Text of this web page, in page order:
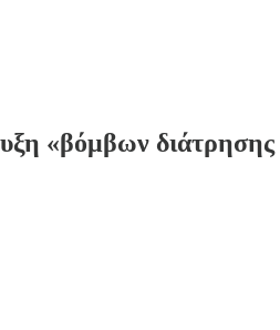
«βόμβων διάτρησης